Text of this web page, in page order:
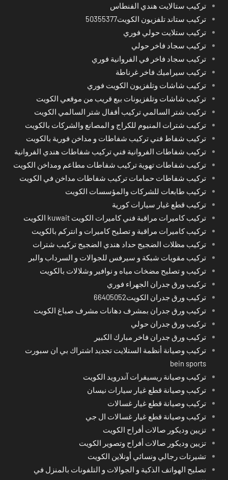
تركيب ستالايت هندي الفنطاس
تركيب ستاند تلفزيون الكويت50355377
تركيب ستلايت حولي فوري
تركيب سجاد فاخر حولي
تركيب سجاد فاخر في الفروانية فوري
تركيب سيراميك فاخر غرناطة
تركيب شاشات وتلفزيون الكويت فوري
تركيب شاشات وتلفزيونات بيع قريب من موقعي الكويت
تركيب شتر السالمي تركيب أقفال شتر السالمي الكويت
تركيب شترات المنيوم للكراج و المصانع والشركات بالكويت
تركيب شفاط فني تركيب شفاطات و مداخن فورية بالكويت
تركيب شفاطات الفروانية فني تركيب شفاطات هندي الفروانية
تركيب شفاطات تهوية تركيب شفاطات مطاعم ومداخن الكويت
تركيب شفاطات حمامات تركيب شفاطات مداخن في الكويت
تركيب طابعات للشركات والمؤسسات الكويت
تركيب قطع غيار سيارات كورية
تركيب كاميرات مراقبة فني كاميرات الكويت kuwait الكويت
تركيب كاميرات مراقبة و تصليح كاميرات و انتركم بالكويت
تركيب مظلات الضجيج حداد هندي الضجيج تركيب شترات
تركيب مقويات شبكة و سيرفس للجوالات و السرداب والبر
تركيب و تصليح مضخات مياه و نوافير وشلالات بالكويت
تركيب ورق جدران الجهراء فوري
تركيب ورق جدران الكويت66405052
تركيب ورق جدران بمشرف دهانات مشرف صباغ الكويت
تركيب ورق جدران حولي
تركيب ورق جدران فاخر مبارك الكبير
تركيب وصيانة أنظمة الستلايت تجديد اشتراك بي ان سبورت
bein sports
تركيب وصيانة ريسيفرات آندرويد الكويت
تركيب وصيانة قطع غيار سيارات نيسان
تركيب وصيانة قطع غيار غسالات
تركيب وصيانة قطع غيار غسالات ال جي
تزيين وديكور صالات أفراح الكويت
تزيين وديكور صالات أفراح وتصوير الكويت
تشيرتات رجالي ونسائي أونلاين الكويت
تصليح الهواتف الذكية و الجوالات و التلفونات بالمنزل في